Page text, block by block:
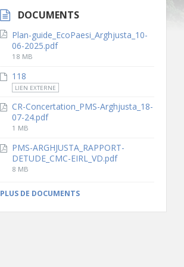
DOCUMENTS
Plan-guide_EcoPaesi_Arghjusta_10-
06-2025.pdf
File
18 MB
118
LIEN EXTERNE
CR-Concertation_PMS-Arghjusta_18-
07-24.pdf
File
1 MB
PMS-ARGHJUSTA_RAPPORT-
DETUDE_CMC-EIRL_VD.pdf
File
8 MB
PLUS DE DOCUMENTS